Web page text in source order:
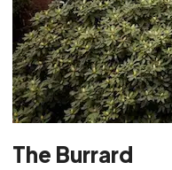
The Burrard